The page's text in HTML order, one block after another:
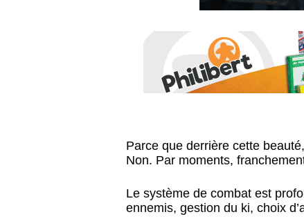
Parce que derrière cette
Non. Par moments,
Le système de combat est
ennemis, gestion du ki, choix